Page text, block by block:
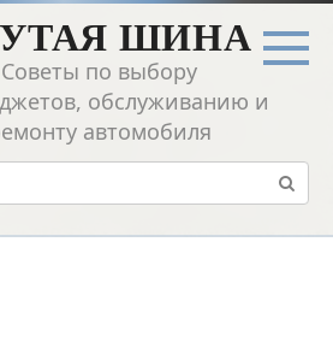
ШИНА
Советы по выбору
обслуживанию и
автомобиля